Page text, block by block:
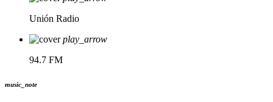
Unión Radio
play_arrow
94.7 FM
music_note